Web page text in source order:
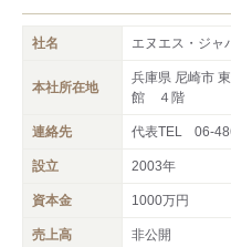
社名 エヌエス・ジャ
本社所在地
兵庫県 尼崎市
館 ４階
連絡先 代表TEL 06-
設立 2003年
資本金 1000万円
売上高 非公開